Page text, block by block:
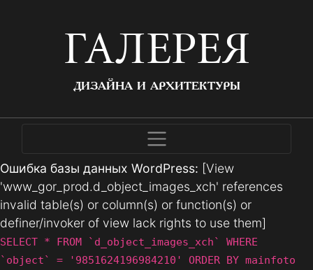
ГАЛЕРЕЯ
ДИЗАЙНА И АРХИТЕКТУРЫ
Ошибка базы данных WordPress: [View
'www_gor_prod.d_object_images_xch' references
invalid table(s) or column(s) or function(s) or
definer/invoker of view lack rights to use them]
SELECT * FROM `d_object_images_xch` WHERE
`object` = '9851624196984210' ORDER BY mainfoto